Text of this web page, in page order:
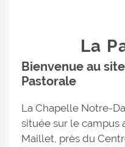
La
Bienvenue au
Pastorale
La Chapelle Notre-
située sur le campus
Maillet, près du